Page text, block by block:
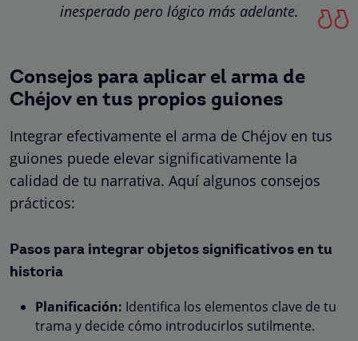
inesperado pero lógico más adelante.
Consejos para aplicar el arma de
Chéjov en tus propios guiones
Integrar efectivamente el arma de Chéjov en tus
guiones puede elevar significativamente la
calidad de tu narrativa. Aquí algunos consejos
prácticos:
Pasos para integrar objetos significativos en tu
historia
Planificación: Identifica los elementos clave de tu
trama y decide cómo introducirlos sutilmente.